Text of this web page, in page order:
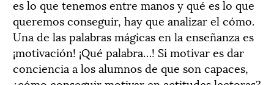
es lo que tenemos entre manos y qué es lo que
queremos conseguir, hay que analizar el cómo.
Una de las palabras mágicas en la enseñanza es
¡motivación! ¡Qué palabra…! Si motivar es dar
conciencia a los alumnos de que son capaces,